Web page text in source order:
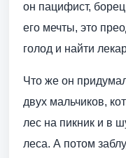
он пацифист,
его мечты, это
голод и найти
Что же он
двух мальчиков,
лес на пикник и в
леса. А потом